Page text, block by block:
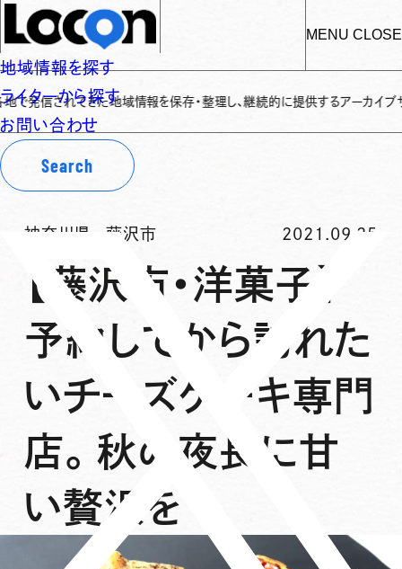
MENU CLOSE
地域情報を探す
ライターから探す
お問い合わせ
Search
てきた地域情報を保存・整理し、継続的に提供するアーカイブサイトです✌
神奈川県 藤沢市 2021.09.25
【藤沢市・洋菓子】
予約してから訪れた
いチーズケーキ専門
店。秋の夜長に甘
い贅沢を